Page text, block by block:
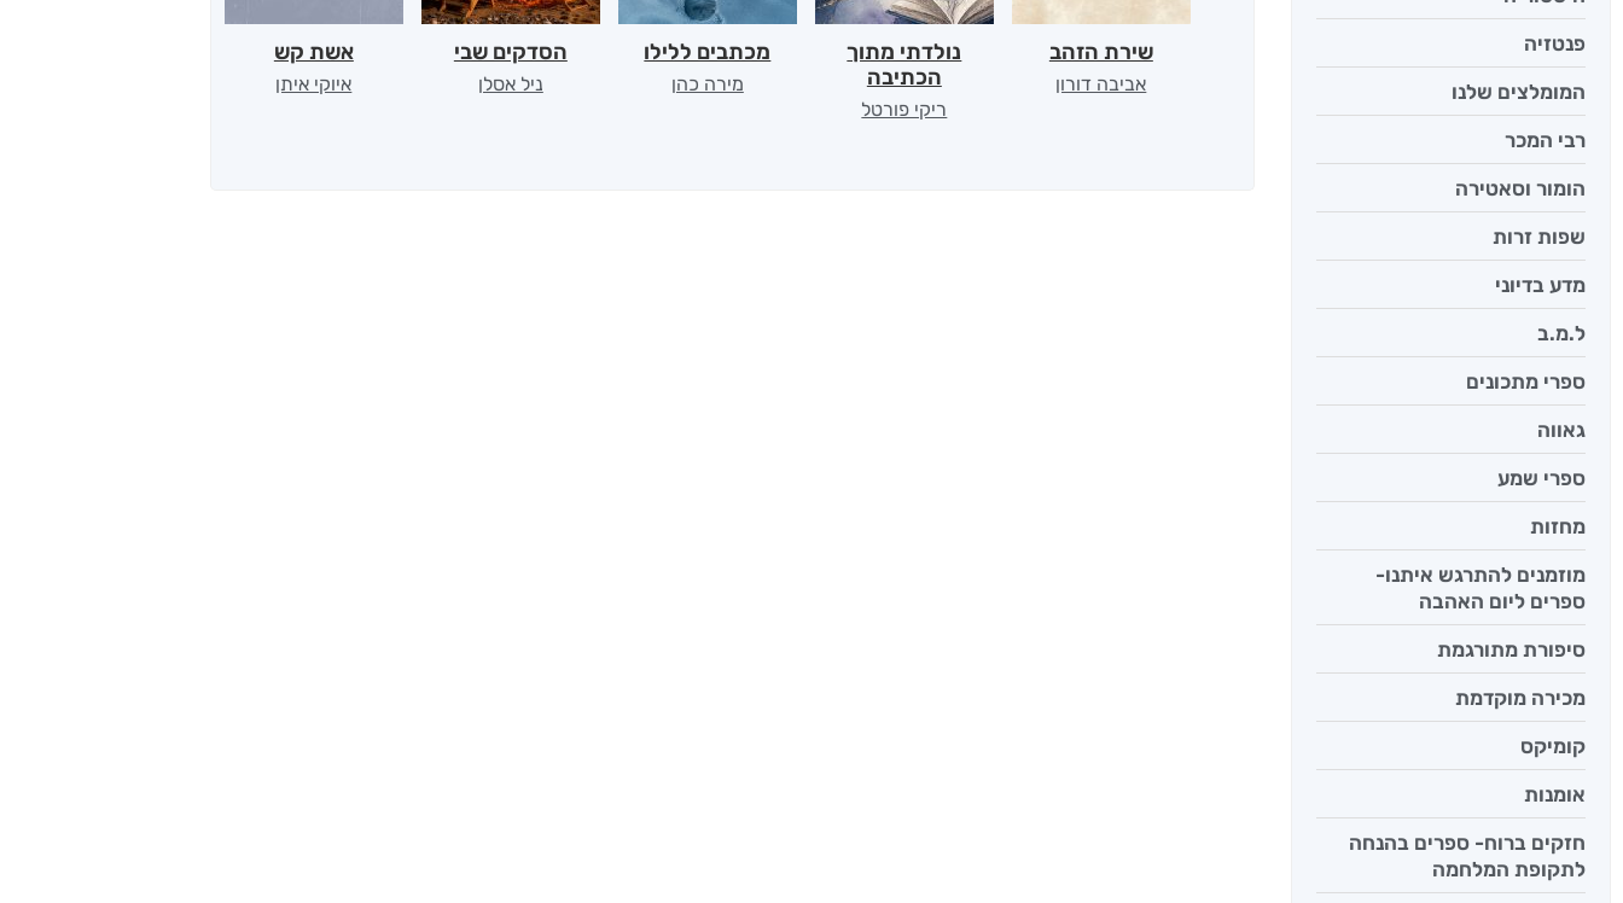
פנטזיה
המומלצים שלנו
רבי המכר
הומור וסאטירה
שפות זרות
מדע בדיוני
ל.מ.ב
ספרי מתכונים
גאווה
ספרי שמע
מחזות
מוזמנים להתרגש איתנו-
ספרים ליום האהבה
סיפורת מתורגמת
מכירה מוקדמת
קומיקס
אומנות
חזקים ברוח- ספרים בהנחה
לתקופת המלחמה
שירת הזהב
אביבה דורון
נולדתי מתוך
הכתיבה
ריקי פורטל
מכתבים ללילו
מירה כהן
הסדקים שבי
ניל אסלן
אשת קש
איוקי איתן